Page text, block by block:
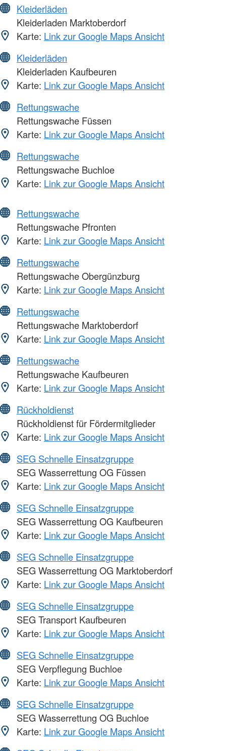
Kleiderläden
Kleiderladen Marktoberdorf
Karte: Link zur Google Maps Ansicht
Kleiderläden
Kleiderladen Kaufbeuren
Karte: Link zur Google Maps Ansicht
Rettungswache
Rettungswache Füssen
Karte: Link zur Google Maps Ansicht
Rettungswache
Rettungswache Buchloe
Karte: Link zur Google Maps Ansicht
Rettungswache
Rettungswache Pfronten
Karte: Link zur Google Maps Ansicht
Rettungswache
Rettungswache Obergünzburg
Karte: Link zur Google Maps Ansicht
Rettungswache
Rettungswache Marktoberdorf
Karte: Link zur Google Maps Ansicht
Rettungswache
Rettungswache Kaufbeuren
Karte: Link zur Google Maps Ansicht
Rückholdienst
Rückholdienst für Fördermitglieder
Karte: Link zur Google Maps Ansicht
SEG Schnelle Einsatzgruppe
SEG Wasserrettung OG Füssen
Karte: Link zur Google Maps Ansicht
SEG Schnelle Einsatzgruppe
SEG Wasserrettung OG Kaufbeuren
Karte: Link zur Google Maps Ansicht
SEG Schnelle Einsatzgruppe
SEG Wasserrettung OG Marktoberdorf
Karte: Link zur Google Maps Ansicht
SEG Schnelle Einsatzgruppe
SEG Transport Kaufbeuren
Karte: Link zur Google Maps Ansicht
SEG Schnelle Einsatzgruppe
SEG Verpflegung Buchloe
Karte: Link zur Google Maps Ansicht
SEG Schnelle Einsatzgruppe
SEG Wasserrettung OG Buchloe
Karte: Link zur Google Maps Ansicht